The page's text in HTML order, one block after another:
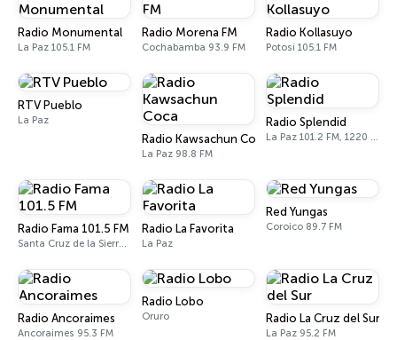
Radio Monumental
La Paz 105.1 FM
Radio Morena FM
Cochabamba 93.9 FM
Radio Kollasuyo
Potosí 105.1 FM
RTV Pueblo
La Paz
Radio Kawsachun Coca
La Paz 98.8 FM
Radio Splendid
La Paz 101.2 FM, 1220 AM
Radio Fama 101.5 FM
Santa Cruz de la Sierra 101.5 FM
Radio La Favorita
La Paz
Red Yungas
Coroico 89.7 FM
Radio Ancoraimes
Ancoraimes 95.3 FM
Radio Lobo
Oruro Radio La Cruz del Sur
La Paz 95.2 FM